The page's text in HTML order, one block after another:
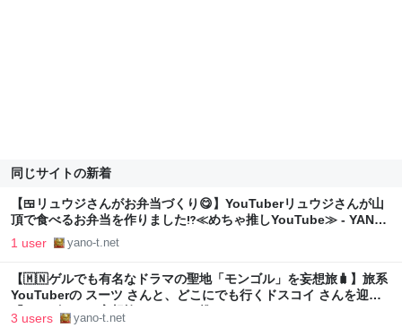
同じサイトの新着
【🍱リュウジさんがお弁当づくり😋】YouTuberリュウジさんが山
頂で食べるお弁当を作りました⁉️≪めちゃ推しYouTube≫ - YANO-
T’ｓ blog
1 user yano-t.net
【🇲🇳ゲルでも有名なドラマの聖地「モンゴル」を妄想旅🧳】旅系
YouTuberの スーツ さんと、どこにでも行くドスコイ さんを迎え
「モンゴル」を妄想旅⁉️ ≪めちゃ推しYouTube≫ - YANO-T’ｓ
3 users yano-t.net